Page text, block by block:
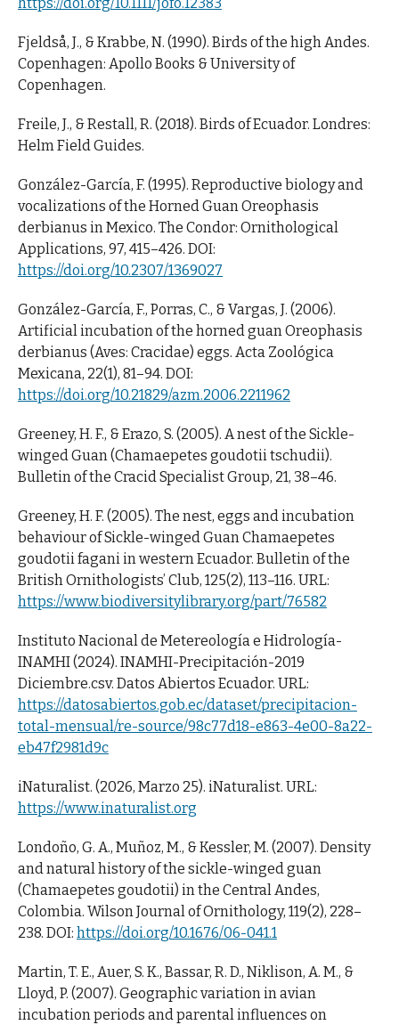
https://doi.org/10.1111/jofo.12383
Fjeldså, J., & Krabbe, N. (1990). Birds of the high Andes.
Copenhagen: Apollo Books & University of
Copenhagen.
Freile, J., & Restall, R. (2018). Birds of Ecuador. Londres:
Helm Field Guides.
González-García, F. (1995). Reproductive biology and
vocalizations of the Horned Guan Oreophasis
derbianus in Mexico. The Condor: Ornithological
Applications, 97, 415–426. DOI:
https://doi.org/10.2307/1369027
González-García, F., Porras, C., & Vargas, J. (2006).
Artificial incubation of the horned guan Oreophasis
derbianus (Aves: Cracidae) eggs. Acta Zoológica
Mexicana, 22(1), 81–94. DOI:
https://doi.org/10.21829/azm.2006.2211962
Greeney, H. F., & Erazo, S. (2005). A nest of the Sickle-
winged Guan (Chamaepetes goudotii tschudii).
Bulletin of the Cracid Specialist Group, 21, 38–46.
Greeney, H. F. (2005). The nest, eggs and incubation
behaviour of Sickle-winged Guan Chamaepetes
goudotii fagani in western Ecuador. Bulletin of the
British Ornithologists’ Club, 125(2), 113–116. URL:
https://www.biodiversitylibrary.org/part/76582
Instituto Nacional de Metereología e Hidrología-
INAMHI (2024). INAMHI-Precipitación-2019
Diciembre.csv. Datos Abiertos Ecuador. URL:
https://datosabiertos.gob.ec/dataset/precipitacion-
total-mensual/re-source/98c77d18-e863-4e00-8a22-
eb47f2981d9c
iNaturalist. (2026, Marzo 25). iNaturalist. URL:
https://www.inaturalist.org
Londoño, G. A., Muñoz, M., & Kessler, M. (2007). Density
and natural history of the sickle-winged guan
(Chamaepetes goudotii) in the Central Andes,
Colombia. Wilson Journal of Ornithology, 119(2), 228–
238. DOI: https://doi.org/10.1676/06-041.1
Martin, T. E., Auer, S. K., Bassar, R. D., Niklison, A. M., &
Lloyd, P. (2007). Geographic variation in avian
incubation periods and parental influences on